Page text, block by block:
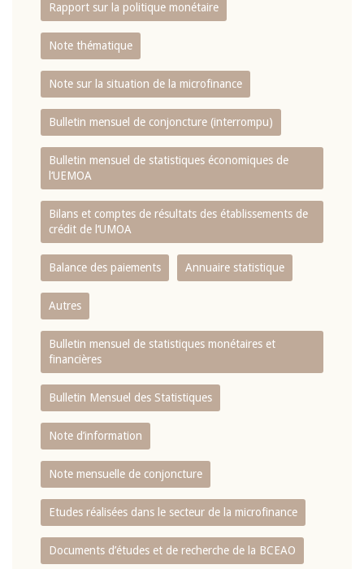
Rapport sur la politique monétaire
Note thématique
Note sur la situation de la microfinance
Bulletin mensuel de conjoncture (interrompu)
Bulletin mensuel de statistiques économiques de
l‘UEMOA
Bilans et comptes de résultats des établissements de
crédit de l‘UMOA
Balance des paiements Annuaire statistique
Autres
Bulletin mensuel de statistiques monétaires et
financières
Bulletin Mensuel des Statistiques
Note d’information
Note mensuelle de conjoncture
Etudes réalisées dans le secteur de la microfinance
Documents d’études et de recherche de la BCEAO